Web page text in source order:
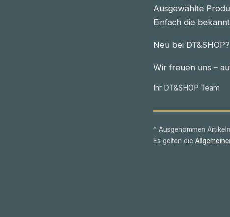
Ausgewählte
Einfach die
Neu bei
Wir freuen uns –
Ihr DT&SHOP Team
* Ausgenommen
Es gelten die